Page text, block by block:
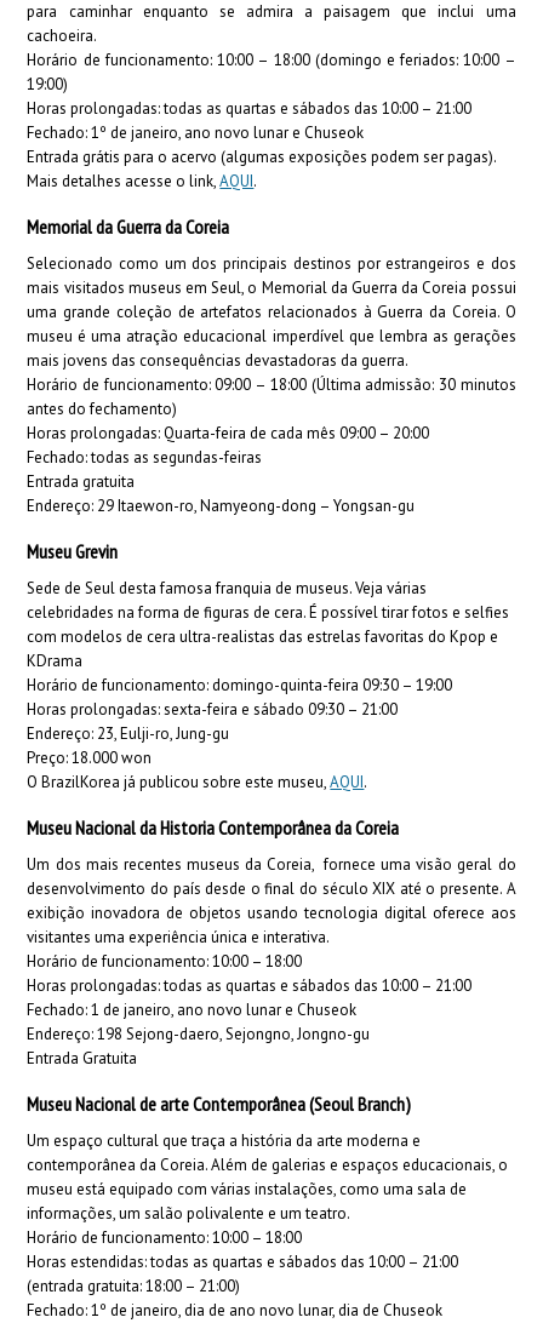
para caminhar enquanto se admira a paisagem que inclui uma
cachoeira.
Horário de funcionamento: 10:00 – 18:00 (domingo e feriados: 10:00 –
19:00)
Horas prolongadas: todas as quartas e sábados das 10:00 – 21:00
Fechado: 1º de janeiro, ano novo lunar e Chuseok
Entrada grátis para o acervo (algumas exposições podem ser pagas).
Mais detalhes acesse o link,AQUI.
Memorial da Guerra da Coreia
Selecionado como um dos principais destinos por estrangeiros e dos
mais visitados museus em Seul, o Memorial da Guerra da Coreia possui
uma grande coleção de artefatos relacionados à Guerra da Coreia. O
museu é uma atração educacional imperdível que lembra as gerações
mais jovens das consequências devastadoras da guerra.
Horário de funcionamento: 09:00 – 18:00 (Última admissão: 30 minutos
antes do fechamento)
Horas prolongadas: Quarta-feira de cada mês 09:00 – 20:00
Fechado: todas as segundas-feiras
Entrada gratuita
Endereço: 29 Itaewon-ro, Namyeong-dong – Yongsan-gu
Museu Grevin
Sede de Seul desta famosa franquia de museus. Veja várias
celebridades na forma de figuras de cera. É possível tirar fotos e selfies
com modelos de cera ultra-realistas das estrelas favoritas do Kpop e
KDrama
Horário de funcionamento: domingo-quinta-feira 09:30 – 19:00
Horas prolongadas: sexta-feira e sábado 09:30 – 21:00
Endereço: 23, Eulji-ro, Jung-gu
Preço: 18.000 won
O BrazilKorea já publicou sobre este museu,AQUI.
Museu Nacional da Historia Contemporânea da Coreia
Um dos mais recentes museus da Coreia, fornece uma visão geral do
desenvolvimento do país desde o final do século XIX até o presente. A
exibição inovadora de objetos usando tecnologia digital oferece aos
visitantes uma experiência única e interativa.
Horário de funcionamento: 10:00 – 18:00
Horas prolongadas: todas as quartas e sábados das 10:00 – 21:00
Fechado: 1 de janeiro, ano novo lunar e Chuseok
Endereço:198 Sejong-daero, Sejongno, Jongno-gu
Entrada Gratuita
Museu Nacional de arte Contemporânea (Seoul Branch)
Um espaço cultural que traça a história da arte moderna e
contemporânea da Coreia. Além de galerias e espaços educacionais, o
museu está equipado com várias instalações, como uma sala de
informações, um salão polivalente e um teatro.
Horário de funcionamento: 10:00 – 18:00
Horas estendidas: todas as quartas e sábados das 10:00 – 21:00
(entrada gratuita: 18:00 – 21:00)
Fechado: 1º de janeiro, dia de ano novo lunar, dia de Chuseok